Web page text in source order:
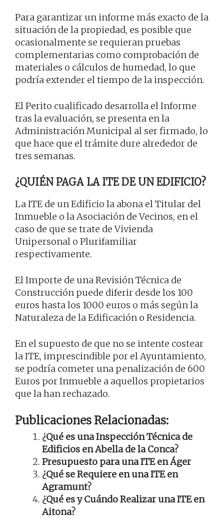
Para garantizar un informe más exacto de la
situación de la propiedad, es posible que
ocasionalmente se requieran pruebas
complementarias como comprobación de
materiales o cálculos de humedad, lo que
podría extender el tiempo de la inspección.
El Perito cualificado desarrolla el Informe
tras la evaluación, se presenta en la
Administración Municipal al ser firmado, lo
que hace que el trámite dure alrededor de
tres semanas.
¿QUIÉN PAGA LA ITE DE UN EDIFICIO?
La ITE de un Edificio la abona el Titular del
Inmueble o la Asociación de Vecinos, en el
caso de que se trate de Vivienda
Unipersonal o Plurifamiliar
respectivamente.
El Importe de una Revisión Técnica de
Construcción puede diferir desde los 100
euros hasta los 1000 euros o más según la
Naturaleza de la Edificación o Residencia.
En el supuesto de que no se intente costear
la ITE, imprescindible por el Ayuntamiento,
se podría cometer una penalización de 600
Euros por Inmueble a aquellos propietarios
que la han rechazado.
Publicaciones Relacionadas:
¿Qué es una Inspección Técnica de
Edificios en Abella de la Conca?
Presupuesto para una ITE en Áger
¿Qué se Requiere en una ITE en
Agramunt?
¿Qué es y Cuándo Realizar una ITE en
Aitona?